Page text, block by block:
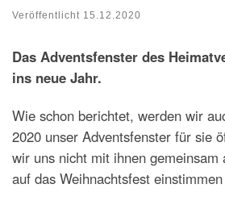
Veröffentlicht 15.12.2020
Das Adventsfenster des
ins neue Jahr.
Wie schon berichtet, werden wir
2020 unser Adventsfenster für sie
wir uns nicht mit ihnen gemeinsam
auf das Weihnachtsfest